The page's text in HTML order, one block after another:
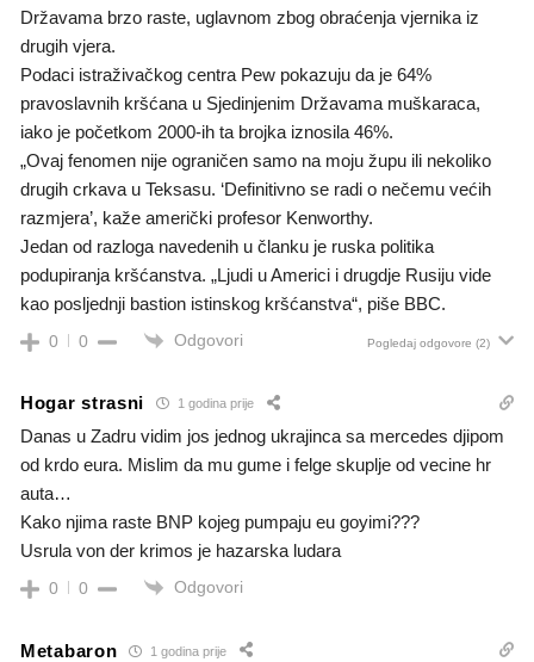
Državama brzo raste, uglavnom zbog obraćenja vjernika iz
drugih vjera.
Podaci istraživačkog centra Pew pokazuju da je 64%
pravoslavnih kršćana u Sjedinjenim Državama muškaraca,
iako je početkom 2000-ih ta brojka iznosila 46%.
„Ovaj fenomen nije ograničen samo na moju župu ili nekoliko
drugih crkava u Teksasu. ‘Definitivno se radi o nečemu većih
razmjera’, kaže američki profesor Kenworthy.
Jedan od razloga navedenih u članku je ruska politika
podupiranja kršćanstva. „Ljudi u Americi i drugdje Rusiju vide
kao posljednji bastion istinskog kršćanstva“, piše BBC.
0 0 Odgovori Pogledaj odgovore (2)
Hogar strasni 1 godina prije
Danas u Zadru vidim jos jednog ukrajinca sa mercedes djipom
od krdo eura. Mislim da mu gume i felge skuplje od vecine hr
auta…
Kako njima raste BNP kojeg pumpaju eu goyimi???
Usrula von der krimos je hazarska ludara
0 0 Odgovori
Metabaron 1 godina prije